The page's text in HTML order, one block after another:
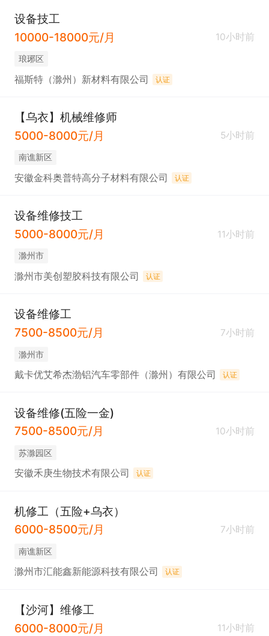
设备技工
10000-18000元/月
10小时前
琅琊区
福斯特（滁州）新材料有限公司 认证
【乌衣】机械维修师
5000-8000元/月
5小时前
南谯新区
安徽金科奥普特高分子材料有限公司 认证
设备维修技工
5000-8000元/月
11小时前
滁州市
滁州市美创塑胶科技有限公司 认证
设备维修工
7500-8500元/月
7小时前
滁州市
戴卡优艾希杰渤铝汽车零部件（滁州）有限公司 认证
设备维修(五险一金)
7500-8500元/月
10小时前
苏滁园区
安徽禾庚生物技术有限公司 认证
机修工（五险+乌衣）
6000-8500元/月
7小时前
南谯新区
滁州市汇能鑫新能源科技有限公司 认证
【沙河】维修工
6000-8000元/月
11小时前